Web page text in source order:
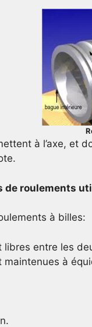
à l’axe, et
de roulements
à billes:
libres entre les
maintenues à